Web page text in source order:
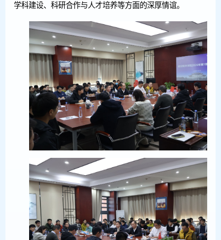
学科建设、科研合作与人才培养等方面的深厚情谊。